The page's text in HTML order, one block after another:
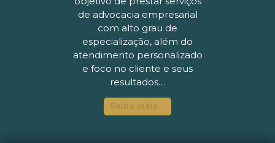
de advocacia empresarial
com alto grau de
especialização, além do
atendimento personalizado
e foco no cliente e seus
resultados…
Saiba mais...